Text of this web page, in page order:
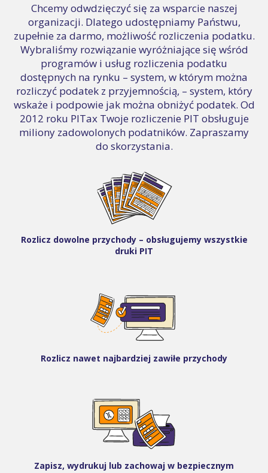
Chcemy odwdzięczyć się za wsparcie naszej
organizacji. Dlatego udostępniamy Państwu,
zupełnie za darmo, możliwość rozliczenia podatku.
Wybraliśmy rozwiązanie wyróżniające się wśród
programów i usług rozliczenia podatku
dostępnych na rynku – system, w którym można
rozliczyć podatek z przyjemnością, – system, który
wskaże i podpowie jak można obniżyć podatek. Od
2012 roku PITax Twoje rozliczenie PIT obsługuje
miliony zadowolonych podatników. Zapraszamy
do skorzystania.
Rozlicz dowolne przychody – obsługujemy wszystkie
druki PIT
Rozlicz nawet najbardziej zawiłe przychody
Zapisz, wydrukuj lub zachowaj w bezpiecznym